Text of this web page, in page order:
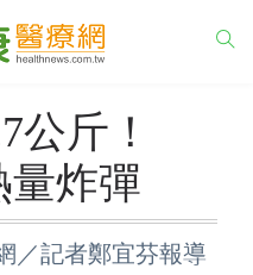
公斤！
量炸彈
／記者鄭宜芬報導